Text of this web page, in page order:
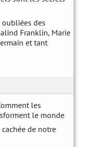
des
Franklin, Marie
et tant
les
le monde
de notre